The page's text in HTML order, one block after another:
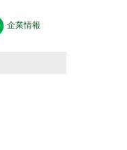
企業情報